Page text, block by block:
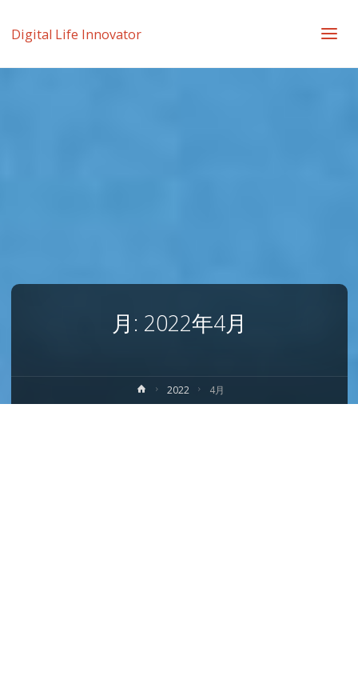
Digital Life Innovator
月: 2022年4月
ホ
ー
2022 4月